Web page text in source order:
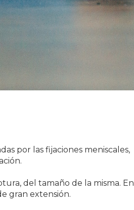
por las fijaciones meniscales,
del tamaño de la misma. En
gran extensión.